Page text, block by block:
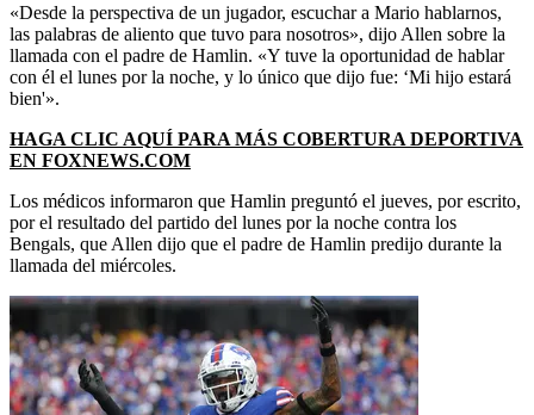
«Desde la perspectiva de un jugador, escuchar a Mario hablarnos,
las palabras de aliento que tuvo para nosotros», dijo Allen sobre la
llamada con el padre de Hamlin. «Y tuve la oportunidad de hablar
con él el lunes por la noche, y lo único que dijo fue: ‘Mi hijo estará
bien'».
HAGA CLIC AQUÍ PARA MÁS COBERTURA DEPORTIVA
EN FOXNEWS.COM
Los médicos informaron que Hamlin preguntó el jueves, por escrito,
por el resultado del partido del lunes por la noche contra los
Bengals, que Allen dijo que el padre de Hamlin predijo durante la
llamada del miércoles.